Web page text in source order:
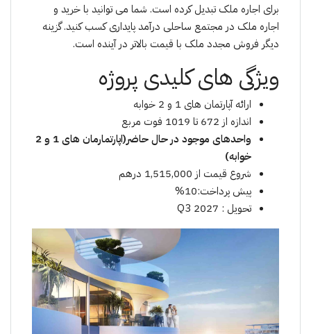
برای اجاره ملک تبدیل کرده است. شما می توانید با خرید و
اجارە ملک در مجتمع ساحلی درآمد پایداری کسب کنید. گزینه
دیگر فروش مجدد ملک با قیمت بالاتر در آینده است.
ویژگی های کلیدی پروژە
ارائە آپارتمان های 1 و 2 خوابە
اندازە از 672 تا 1019 فوت مربع
واحدهای موجود در حال حاضر(اپارتمارمان های 1 و 2
خوابه)
شروع قیمت از 1,515,000 درهم
پیش پرداخت:10%
تحویل : 2027 Q3